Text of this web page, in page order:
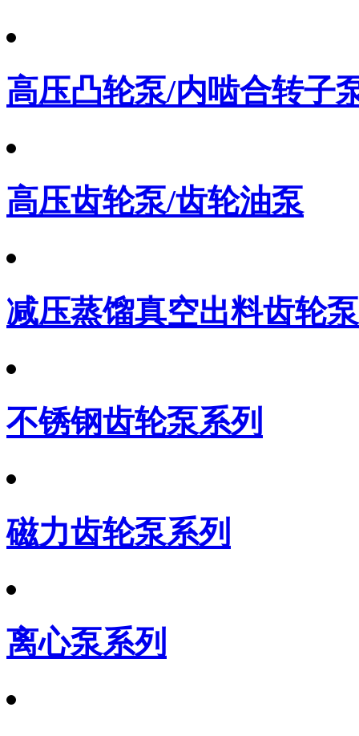
高压凸轮泵/内啮合转子
高压齿轮泵/齿轮油泵
减压蒸馏真空出料齿轮泵
不锈钢齿轮泵系列
磁力齿轮泵系列
离心泵系列